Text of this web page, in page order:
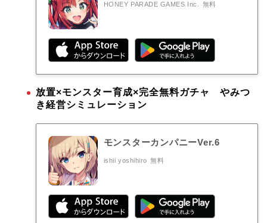
HONEY PARADE GAMES Inc. 無料
放置×モンスター育成×完全無料ガチャ やみつ
き経営シミュレーション
モンスターカンパニーVer.6
ishii yoshihiro 無料